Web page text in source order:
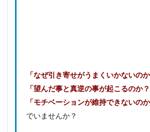
「なぜ引き寄せがうまくいかないのか
「望んだ事と真逆の事が起こるのか？
「モチベーションが維持できないのか
でいませんか？